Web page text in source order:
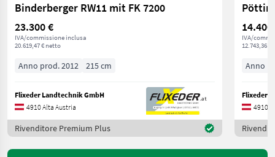
Binderberger RW11 mit FK 7200
23.300 €
IVA/commissione inclusa
20.619,47 € netto
Anno prod. 2012 215 cm
Flixeder Landtechnik GmbH
4910 Alta Austria
Rivenditore Premium Plus
14.400
IVA/
12.743,36 €
Anno
Flixeder
4910